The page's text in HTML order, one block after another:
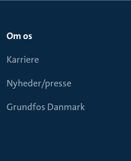
Om os
Karriere
Nyheder/presse
Grundfos Danmark